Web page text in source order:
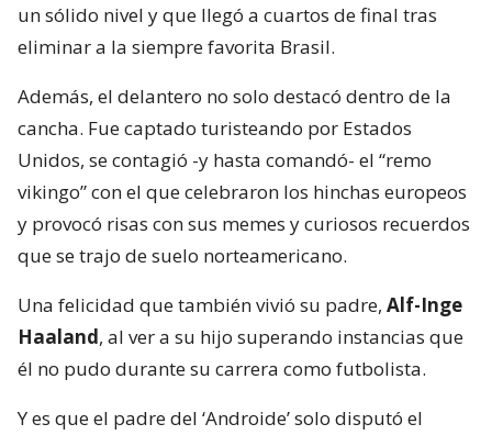
un sólido nivel y que llegó a cuartos de final tras
eliminar a la siempre favorita Brasil.
Además, el delantero no solo destacó dentro de la
cancha. Fue captado turisteando por Estados
Unidos, se contagió -y hasta comandó- el “remo
vikingo” con el que celebraron los hinchas europeos
y provocó risas con sus memes y curiosos recuerdos
que se trajo de suelo norteamericano.
Una felicidad que también vivió su padre, Alf-Inge
Haaland, al ver a su hijo superando instancias que
él no pudo durante su carrera como futbolista.
Y es que el padre del ‘Androide’ solo disputó el